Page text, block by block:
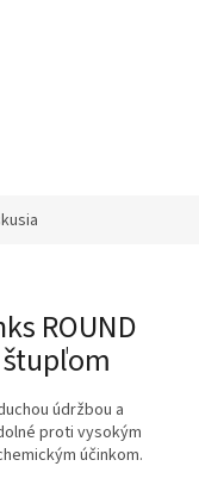
ROUND
údržbou a
proti vysokým
účinkom.